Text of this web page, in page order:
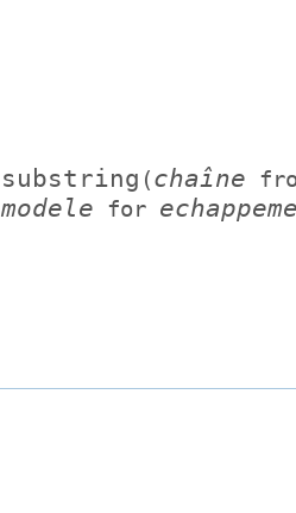
substring (chaîne
modele for